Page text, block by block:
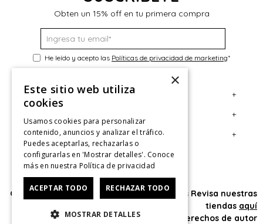
Obten un 15% off en tu primera compra
He leído y acepto las Políticas de privacidad de marketing*
Servicio al Consumidor +
Centro de Ayuda
Contáctanos
Giftcard
Retiro en tienda
CyberMonday
+
Términos y Condiciones
Políticas de Despacho
Cambios, Retracto y Garantía
Política de Privacidad de Marketing
Cuenta +
Mi Cuenta
Sigue tu compra
¿Dónde viene mi compra?
Oficina: Av. Las Condes #11281 - Las Condes Revisa nuestras
tiendas aquí
© 2025 HushPuppies Kids derechos de autor
×
Este sitio web utiliza
cookies
Usamos cookies para personalizar
contenido, anuncios y analizar el tráfico.
Puedes aceptarlas, rechazarlas o
configurarlas en 'Mostrar detalles'. Conoce
más en nuestra Política de privacidad
ACEPTAR TODO RECHAZAR TODO
MOSTRAR DETALLES